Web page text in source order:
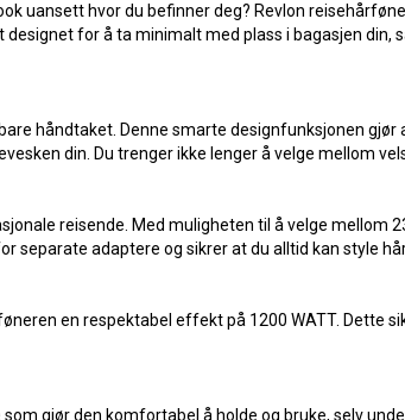
uansett hvor du befinner deg? Revlon
for å ta minimalt med plass i bagasjen
håndtaket. Denne smarte designfunksjonen
din. Du trenger ikke lenger å velge mellom
reisende. Med muligheten til å velge mellom
separate adaptere og sikrer at du alltid kan style
en respektabel effekt på 1200 WATT. Dette
gjør den komfortabel å holde og bruke, selv